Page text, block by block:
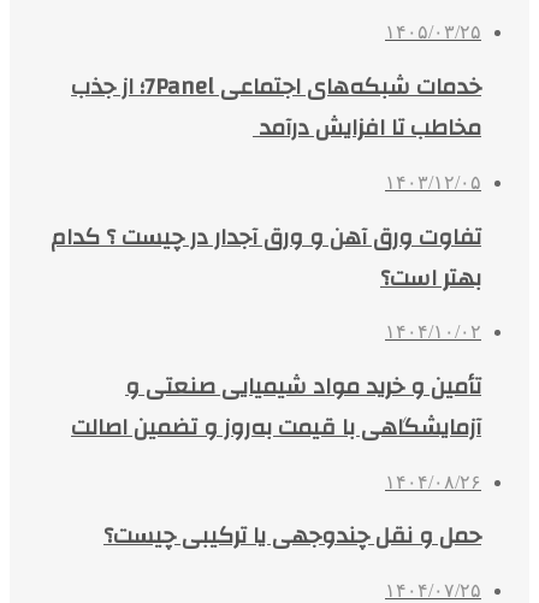
۱۴۰۵/۰۳/۲۵
خدمات شبکه‌های اجتماعی 7Panel؛ از جذب
مخاطب تا افزایش درآمد
۱۴۰۳/۱۲/۰۵
تفاوت ورق آهن و ورق آجدار در چیست ؟ کدام
بهتر است؟
۱۴۰۴/۱۰/۰۲
تأمین و خرید مواد شیمیایی صنعتی و
آزمایشگاهی با قیمت به‌روز و تضمین اصالت
۱۴۰۴/۰۸/۲۶
حمل و نقل چندوجهی یا ترکیبی چیست؟
۱۴۰۴/۰۷/۲۵